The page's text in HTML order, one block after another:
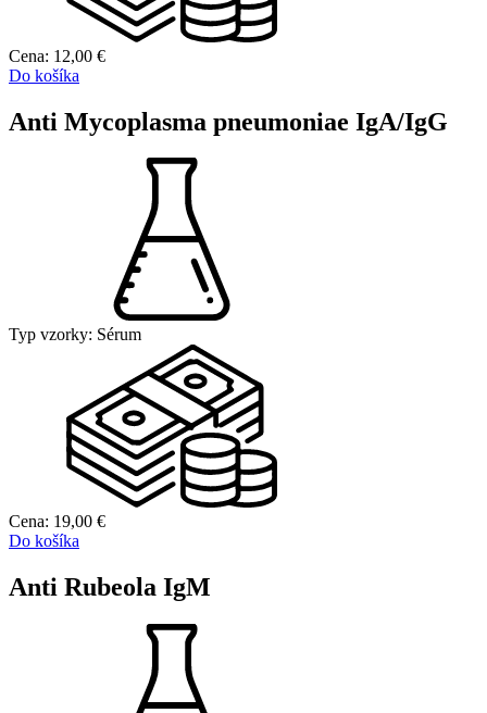
Cena: 12,00 €
Do košíka
Anti Mycoplasma pneumoniae IgA/IgG
Typ vzorky: Sérum
Cena: 19,00 €
Do košíka
Anti Rubeola IgM